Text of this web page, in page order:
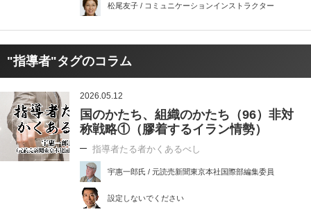
松尾友子 / コミュニケーションインストラクター
"指導者"タグのコラム
2026.05.12
国のかたち、組織のかたち（96）非対
称戦略①（膠着するイラン情勢）
指導者たる者かくあるべし
宇惠一郎氏 / 元読売新聞東京本社国際部編集委員
設定しないでください